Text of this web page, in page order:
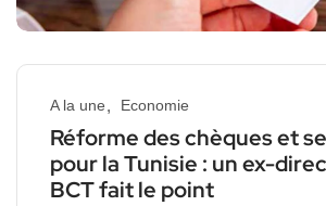
A la une Economie
Réforme des chèques et
pour la Tunisie : un ex-
BCT fait le point